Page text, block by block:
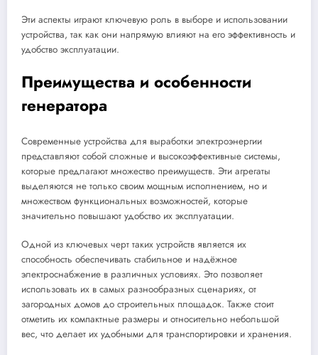
Эти аспекты играют ключевую роль в выборе и использовании
устройства, так как они напрямую влияют на его эффективность и
удобство эксплуатации.
Преимущества и особенности
генератора
Современные устройства для выработки электроэнергии
представляют собой сложные и высокоэффективные системы,
которые предлагают множество преимуществ. Эти агрегаты
выделяются не только своим мощным исполнением, но и
множеством функциональных возможностей, которые
значительно повышают удобство их эксплуатации.
Одной из ключевых черт таких устройств является их
способность обеспечивать стабильное и надёжное
электроснабжение в различных условиях. Это позволяет
использовать их в самых разнообразных сценариях, от
загородных домов до строительных площадок. Также стоит
отметить их компактные размеры и относительно небольшой
вес, что делает их удобными для транспортировки и хранения.